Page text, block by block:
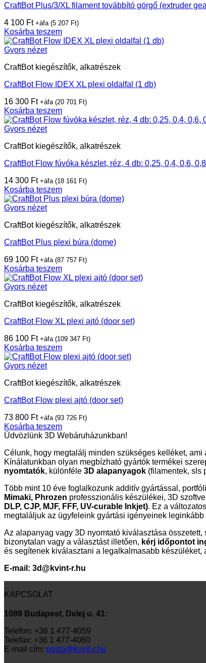
CraftBot Plus/3/XL filament továbbító görgő (extruder
4 100 Ft +áfa (5 207 Ft)
Kosárba teszem
Gyors nézet
CraftBot kiegészítők, alkatrészek
CraftBot Flow IDEX XL plexi oldalfal (1 db)
16 300 Ft +áfa (20 701 Ft)
Kosárba teszem
Gyors nézet
CraftBot kiegészítők, alkatrészek
CraftBot Flow fúvóka készlet, réz, 4 db: 0,25, 0,4, 0,6,
14 300 Ft +áfa (18 161 Ft)
Kosárba teszem
Gyors nézet
CraftBot kiegészítők, alkatrészek
CraftBot Plus plexi búra (dome)
69 100 Ft +áfa (87 757 Ft)
Kosárba teszem
Gyors nézet
CraftBot kiegészítők, alkatrészek
CraftBot Flow XL plexi ajtó (door set)
86 100 Ft +áfa (109 347 Ft)
Kosárba teszem
Gyors nézet
CraftBot kiegészítők, alkatrészek
CraftBot Flow plexi ajtó (door set)
73 800 Ft +áfa (93 726 Ft)
Kosárba teszem
Üdvözlünk 3D Webáruházunkban!
Célunk, hogy megtalálj minden szükséges kelléket,
Kínálatunkban olyan megbízható gyártók termékei
nyomtatók, különféle 3D alapanyagok (filamentek, sls
Több mint 10 éve foglalkozunk additív gyártással,
Mimaki, Phrozen professzionális készülékei, 3D
DLP, CJP, MJF, FFF, UV-curable Inkjet). Ez a
megtaláljuk az ügyfeleink gyártási igényeinek
Az alapanyag vagy 3D nyomtató kiválasztása
bizonytalan vagy a választást illetően, kérj időpontot
és segítenek kiválasztani a legalkalmasabb készüléket,
E-mail: 3d@kvint-r.hu
KAPCSOLAT
1089 Budapest, Delej u. 41.
Telefon: +36 1 477-4059
Telefax: +36 1 477-4060
E-mail cím: posta@kvint-r.hu